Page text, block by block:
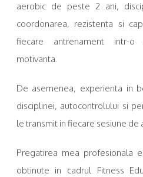
aerobic de peste 2 ani,
coordonarea, rezistenta si
fiecare antrenament intr-
motivanta.
De asemenea, experienta in
disciplinei, autocontrolului si
le transmit in fiecare sesiune de
Pregatirea mea profesionala
obtinute in cadrul Fitness